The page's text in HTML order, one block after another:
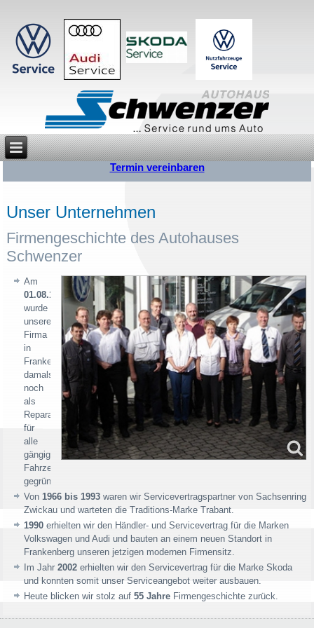
Termin vereinbaren
Unser Unternehmen
Firmengeschichte des Autohauses
Schwenzer
Am
01.08.1961
wurde
unsere
Firma
in
Frankenberg,
damals
noch
als
Reparaturbetrieb
für
alle
gängigen
Fahrzeugtypen,
gegründet.
Von 1966 bis 1993 waren wir Servicevertragspartner von Sachsenring
Zwickau und warteten die Traditions-Marke Trabant.
1990 erhielten wir den Händler- und Servicevertrag für die Marken
Volkswagen und Audi und bauten an einem neuen Standort in
Frankenberg unseren jetzigen modernen Firmensitz.
Im Jahr 2002 erhielten wir den Servicevertrag für die Marke Skoda
und konnten somit unser Serviceangebot weiter ausbauen.
Heute blicken wir stolz auf55 Jahre Firmengeschichte zurück.